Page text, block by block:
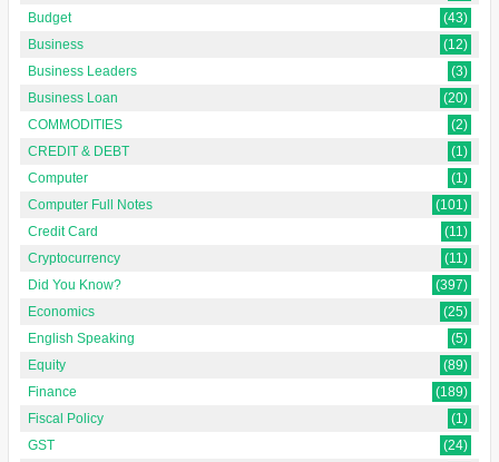
Budget
(43)
Business
(12)
Business Leaders
(3)
Business Loan
(20)
COMMODITIES
(2)
CREDIT & DEBT
(1)
Computer
(1)
Computer Full Notes
(101)
Credit Card
(11)
Cryptocurrency
(11)
Did You Know?
(397)
Economics
(25)
English Speaking
(5)
Equity
(89)
Finance
(189)
Fiscal Policy
(1)
GST
(24)